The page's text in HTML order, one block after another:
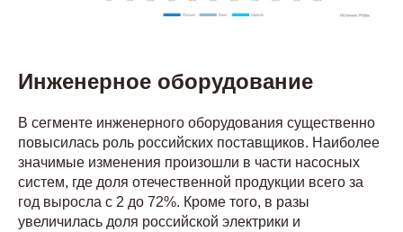
Инженерное оборудование
В сегменте инженерного оборудования существенно
повысилась роль российских поставщиков. Наиболее
значимые изменения произошли в части насосных
систем, где доля отечественной продукции всего за
год выросла с 2 до 72%. Кроме того, в разы
увеличилась доля российской электрики и